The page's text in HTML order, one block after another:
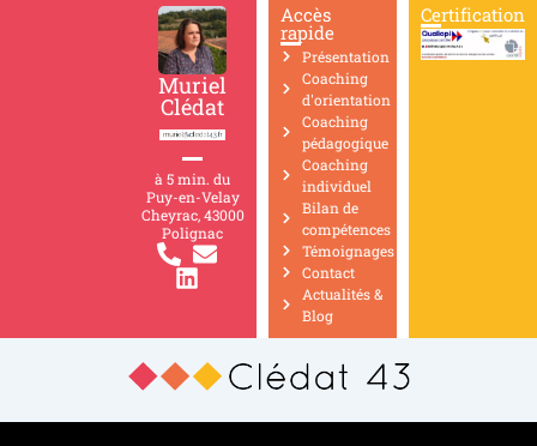
Muriel
Clédat
à 5 min. du
Puy-en-Velay
Cheyrac, 43000
Polignac
Accès
rapide
Présentation
Coaching
d'orientation
Coaching
pédagogique
Coaching
individuel
Bilan de
compétences
Témoignages
Contact
Actualités &
Blog
Certification